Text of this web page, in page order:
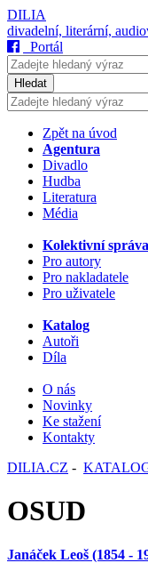
DILIA
divadelní, literární,
Portál
Hledat
Zpět na úvod
Agentura
Divadlo
Hudba
Literatura
Média
Kolektivní správa
Pro autory
Pro nakladatele
Pro uživatele
Katalog
Autoři
Díla
O nás
Novinky
Ke stažení
Kontakty
DILIA.CZ -
OSUD
Janáček Leoš (1854 -